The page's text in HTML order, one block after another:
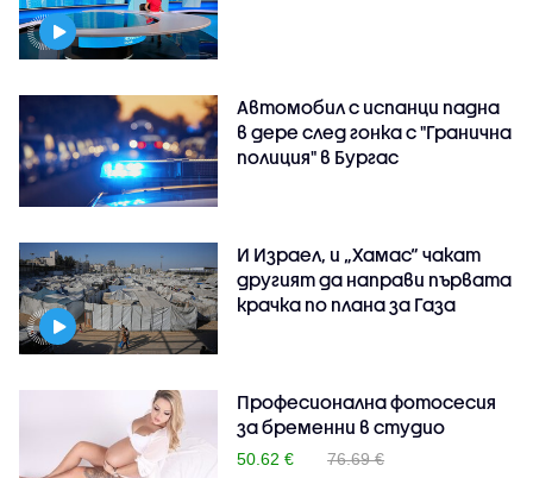
Автомобил с испанци падна
в дере след гонка с "Гранична
полиция" в Бургас
И Израел, и „Хамас“ чакат
другият да направи първата
крачка по плана за Газа
Професионална фотосесия
за бременни в студио
50.62 €
76.69 €